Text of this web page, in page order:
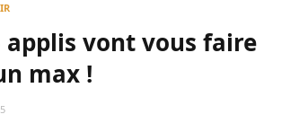
applis vont vous faire
max !